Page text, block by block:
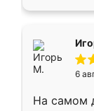
6
На самом